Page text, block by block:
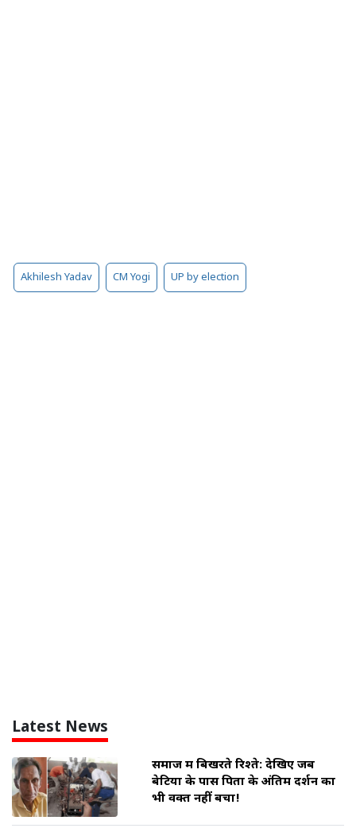
Akhilesh Yadav CM Yogi UP by election
Latest News
समाज में बिखरते रिश्ते: देखिए जब
बेटियों के पास पिता के अंतिम दर्शन का
भी वक्त नहीं बचा!